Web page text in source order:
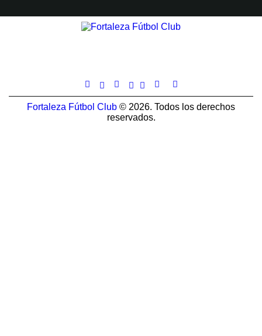
Fortaleza Fútbol Club © 2026. Todos los derechos
reservados.